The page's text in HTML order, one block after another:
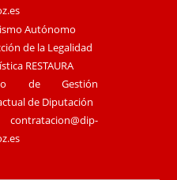
Autónomo
de la Legalidad
RESTAURA
de Gestión
de Diputación
contratacion@dip-